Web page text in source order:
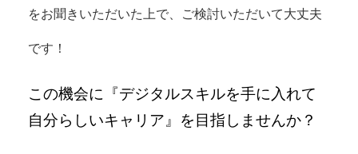
をお聞きいただいた上で、 ご検討いただいて大丈夫
です！
この機会に『デジタルスキルを手に入れて
自分らしいキャリア』を目指しませんか？